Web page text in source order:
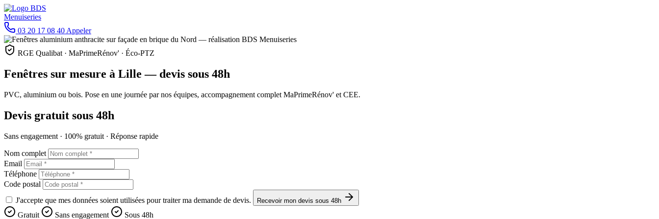
03 20 17 08 40 Appeler
RGE Qualibat · MaPrimeRénov' · Éco-PTZ
Fenêtres sur mesure à Lille — devis sous 48h
PVC, aluminium ou bois. Pose en une journée par nos équipes, accompagnement complet MaPrimeRénov' et CEE.
Devis gratuit sous 48h
Sans engagement · 100% gratuit · Réponse rapide
Nom complet
Email
Téléphone
Code postal
J'accepte que mes données soient utilisées pour traiter ma demande de devis.
Recevoir mon devis sous 48h
Gratuit Sans engagement Sous 48h